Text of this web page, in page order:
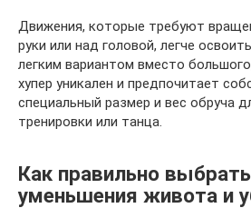
Движения, которые требуют
руки или над головой, легче
легким вариантом вместо
хупер уникален и предпочитает
специальный размер и вес обруча
тренировки или танца.
Как правильно
уменьшения живота и